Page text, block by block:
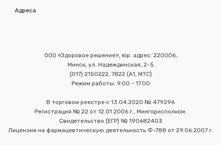
Адреса
ООО «Здоровое решение», юр. адрес: 220006,
Минск, ул. Надеждинская, 2-5
(017) 2150222, 7822 (А1, МТС)
Режим работы: 9.00 - 17.00
В торговом реестре с 13.04.2020 № 479296
Регистрация № 22 от 12.01.2006 г., Мингорисполком.
Свидетельство (ЕГР) № 190682403
Лицензия на фармацевтическую деятельность Ф-788 от 29.06.2007 г.